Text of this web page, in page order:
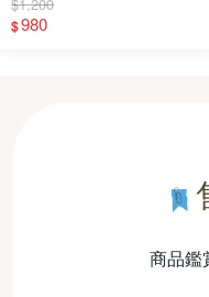
$980
商品鑑